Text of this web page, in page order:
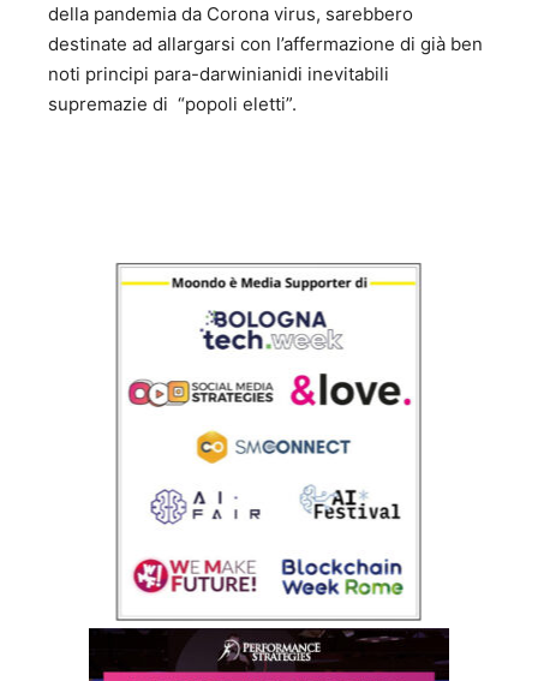
della pandemia da Corona virus, sarebbero
destinate ad allargarsi con l’affermazione di già ben
noti principi para-darwinianidi inevitabili
supremazie di “popoli eletti”.